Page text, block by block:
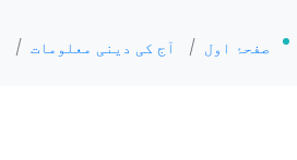
صفحۂ اول / آج کی دینی معلومات /